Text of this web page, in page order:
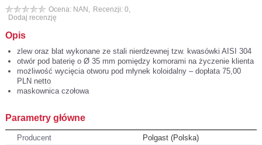
Ocena: NAN, Recenzji: 0,
Dodaj recenzję
Opis
zlew oraz blat wykonane ze stali nierdzewnej tzw. kwasówki AISI 304
otwór pod baterię o Ø 35 mm pomiędzy komorami na życzenie klienta
możliwość wycięcia otworu pod młynek koloidalny – dopłata 75,00
PLN netto
maskownica czołowa
Parametry główne
Producent
Polgast (Polska)